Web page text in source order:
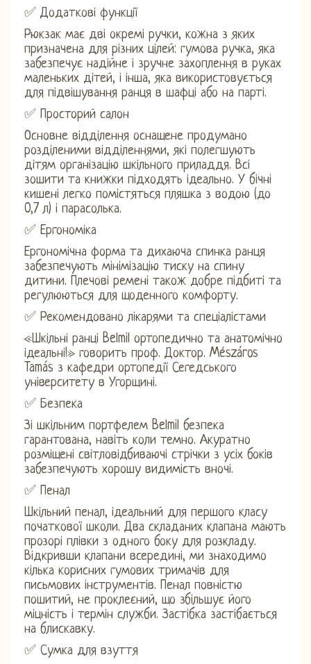
✅ Додаткові функції
Рюкзак має дві окремі ручки, кожна з яких
призначена для різних цілей: гумова ручка, яка
забезпечує надійне і зручне захоплення в руках
маленьких дітей, і інша, яка використовується
для підвішування ранця в шафці або на парті.
✅ Просторий салон
Основне відділення оснащене продумано
розділеними відділеннями, які полегшують
дітям організацію шкільного приладдя. Всі
зошити та книжки підходять ідеально. У бічні
кишені легко помістяться пляшка з водою (до
0,7 л) і парасолька.
✅ Ергономіка
Ергономічна форма та дихаюча спинка ранця
забезпечують мінімізацію тиску на спину
дитини. Плечові ремені також добре підбиті та
регулюються для щоденного комфорту.
✅ Рекомендовано лікарями та спеціалістами
«Шкільні ранці Belmil ортопедично та анатомічно
ідеальні!» говорить проф. Доктор. Mészáros
Tamás з кафедри ортопедії Сегедського
університету в Угорщині.
✅ Безпека
Зі шкільним портфелем Belmil безпека
гарантована, навіть коли темно. Акуратно
розміщені світловідбиваючі стрічки з усіх боків
забезпечують хорошу видимість вночі.
✅ Пенал
Шкільний пенал, ідеальний для першого класу
початкової школи. Два складаних клапана мають
прозорі плівки з одного боку для розкладу.
Відкривши клапани всередині, ми знаходимо
кілька корисних гумових тримачів для
письмових інструментів. Пенал повністю
пошитий, не проклеєний, що збільшує його
міцність і термін служби. Застібка застібається
на блискавку.
✅ Сумка для взуття